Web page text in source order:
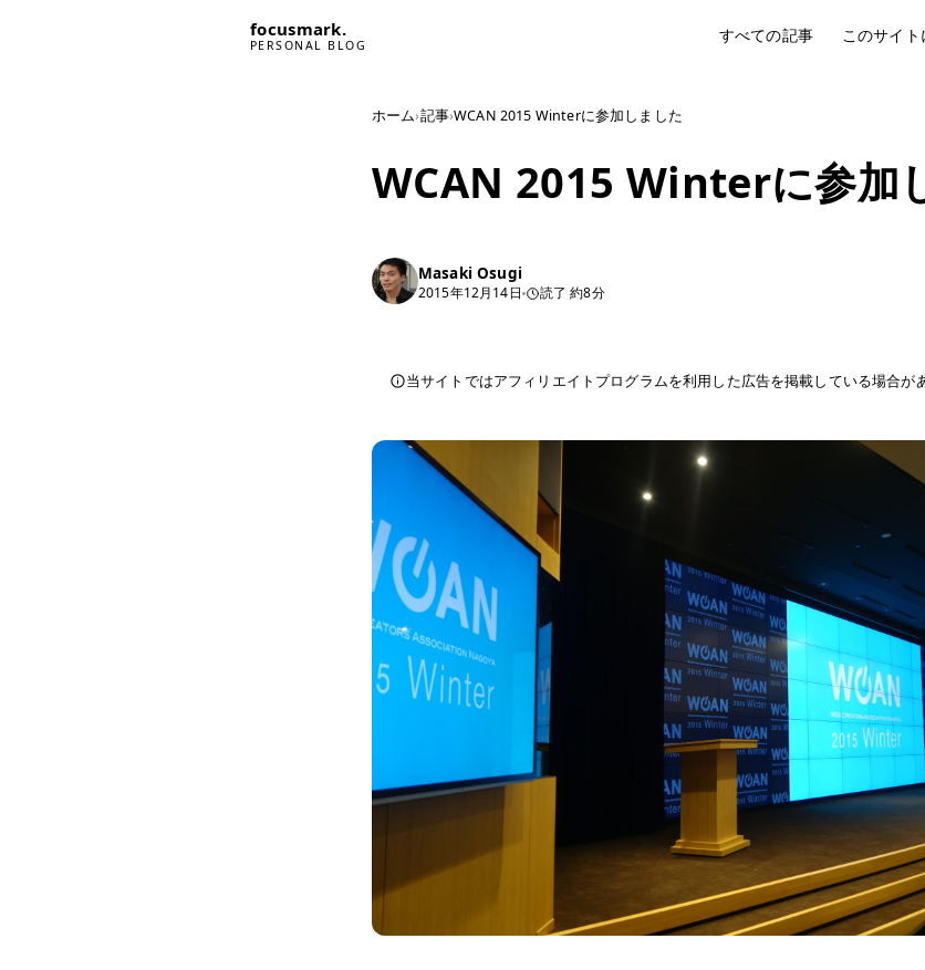
focusmark.
PERSONAL BLOG すべての記事 このサイト
ホーム›記事›WCAN 2015 Winterに参加しました
WCAN 2015 Winterに参加
Masaki Osugi
2015年12月14日 読了 約8分
当サイトではアフィリエイトプログラムを利用した広告を掲載している場合が